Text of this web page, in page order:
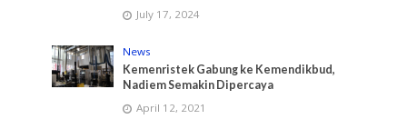
July 17, 2024
News
Kemenristek Gabung ke Kemendikbud,
Nadiem Semakin Dipercaya
April 12, 2021